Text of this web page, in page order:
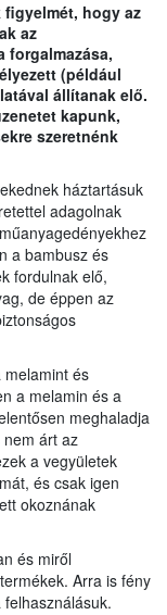
hogy az
az
forgalmazása,
(például
állítanak elő.
kapunk,
szeretnénk
háztartásuk
adagolnak
a bambusz és
fordulnak elő,
de éppen az
melamint és
a melamin és a
meghaladja
árt az
a vegyületek
és csak igen
okoznának
és miről
Arra is fény